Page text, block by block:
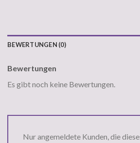
BEWERTUNGEN (0)
Bewertungen
Es gibt noch keine Bewertungen.
Nur angemeldete Kunden, die